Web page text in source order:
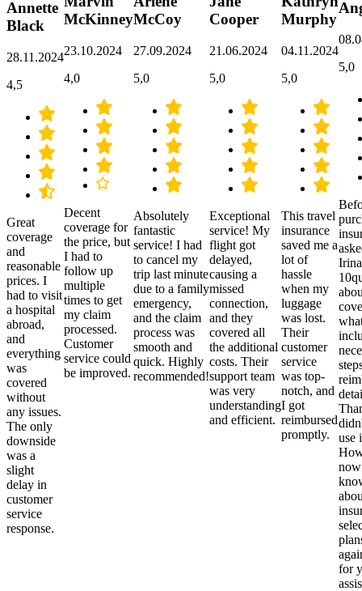
Annette
Black
28.11.2024
4,5
Great
coverage
and
reasonable
prices. I
had to visit
a hospital
abroad,
and
everything
was
covered
without
any issues.
The only
downside
was a
slight
delay in
customer
service
response.
McKinney
23.10.2024
4,0
Decent
coverage for
the price, but
I had to
follow up
multiple
times to get
my claim
processed.
Customer
service could
be improved.
McCoy
27.09.2024
5,0
Absolutely
fantastic
service! I had
to cancel my
trip last minute
due to a family
emergency,
and the claim
process was
smooth and
quick. Highly
recommended!
Cooper
21.06.2024
5,0
Exceptional
service! My
flight got
delayed,
causing a
missed
connection,
and they
covered all
the additional
costs. Their
support team
was very
understanding
and efficient.
Murphy
04.11.2024
5,0
This travel
insurance
saved me a
lot of
hassle
when my
luggage
was lost.
Their
customer
service
was top-
notch, and
I got
reimbursed
promptly.
5,0
use
for